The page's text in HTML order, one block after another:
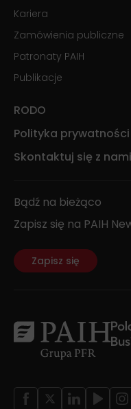
Kariera
Zamówienia publiczne
Patronaty PAIH
Publikacje
RODO
Polityka prywatności
Skontaktuj się z nami
Bądź na bieżąco
Zapisz się na PAIH
Zapisz się